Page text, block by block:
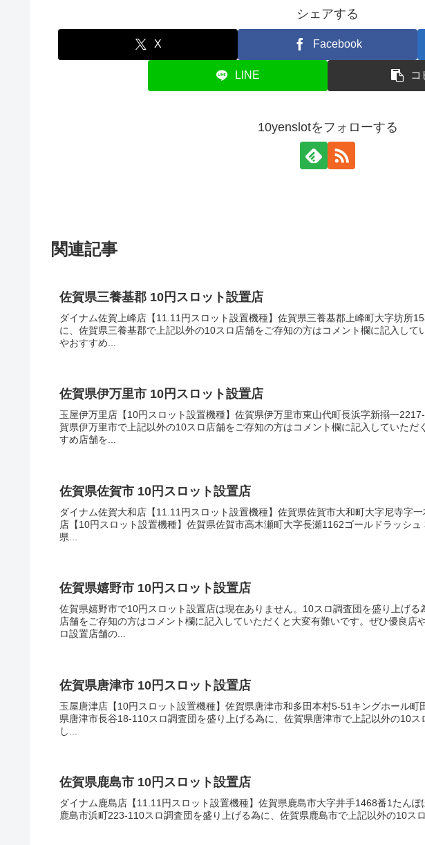
シェアする
X Facebook
LINE コ
10yenslotをフォローする
関連記事
佐賀県三養基郡 10円スロット設置店
ダイナム佐賀上峰店【11.11円スロット設置機種】佐賀県三養基郡上峰町大字坊所
に、佐賀県三養基郡で上記以外の10スロ店舗をご存知の方はコメント欄に記入して
やおすすめ...
佐賀県伊万里市 10円スロット設置店
玉屋伊万里店【10円スロット設置機種】佐賀県伊万里市東山代町長浜字新搦一
賀県伊万里市で上記以外の10スロ店舗をご存知の方はコメント欄に記入していただ
すめ店舗を...
佐賀県佐賀市 10円スロット設置店
ダイナム佐賀大和店【11.11円スロット設置機種】佐賀県佐賀市大和町大字尼寺字
店【10円スロット設置機種】佐賀県佐賀市高木瀬町大字長瀬1162ゴールドラッシ
県...
佐賀県嬉野市 10円スロット設置店
佐賀県嬉野市で10円スロット設置店は現在ありません。10スロ調査団を盛り上げ
店舗をご存知の方はコメント欄に記入していただくと大変有難いです。ぜひ優良店
ロ設置店舗の...
佐賀県唐津市 10円スロット設置店
玉屋唐津店【10円スロット設置機種】佐賀県唐津市和多田本村5-51キングホール
県唐津市長谷18-110スロ調査団を盛り上げる為に、佐賀県唐津市で上記以外の10
し...
佐賀県鹿島市 10円スロット設置店
ダイナム鹿島店【11.11円スロット設置機種】佐賀県鹿島市大字井手1468番1たん
鹿島市浜町223-110スロ調査団を盛り上げる為に、佐賀県鹿島市で上記以外の10ス